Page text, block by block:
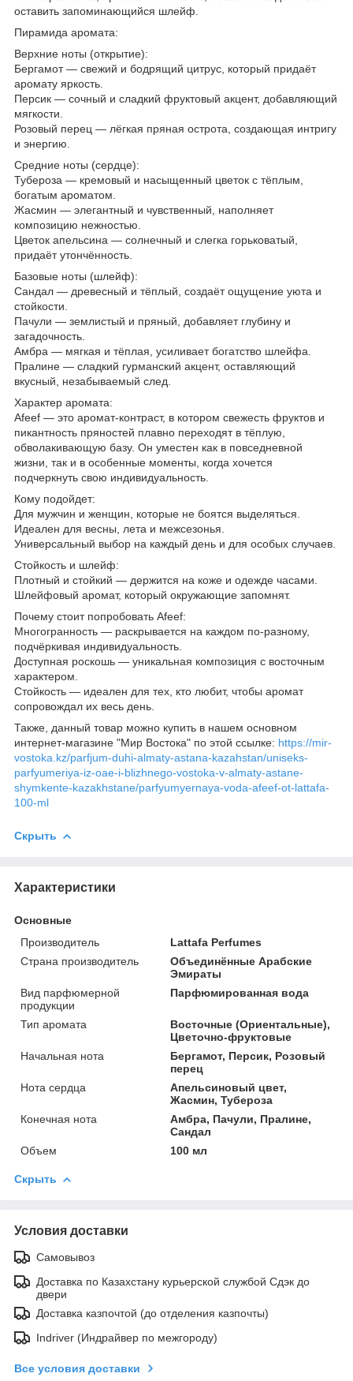
оставить запоминающийся шлейф.
Пирамида аромата:
Верхние ноты (открытие):
Бергамот — свежий и бодрящий цитрус, который придаёт
аромату яркость.
Персик — сочный и сладкий фруктовый акцент, добавляющий
мягкости.
Розовый перец — лёгкая пряная острота, создающая интригу
и энергию.
Средние ноты (сердце):
Тубероза — кремовый и насыщенный цветок с тёплым,
богатым ароматом.
Жасмин — элегантный и чувственный, наполняет
композицию нежностью.
Цветок апельсина — солнечный и слегка горьковатый,
придаёт утончённость.
Базовые ноты (шлейф):
Сандал — древесный и тёплый, создаёт ощущение уюта и
стойкости.
Пачули — землистый и пряный, добавляет глубину и
загадочность.
Амбра — мягкая и тёплая, усиливает богатство шлейфа.
Пралине — сладкий гурманский акцент, оставляющий
вкусный, незабываемый след.
Характер аромата:
Afeef — это аромат-контраст, в котором свежесть фруктов и
пикантность пряностей плавно переходят в тёплую,
обволакивающую базу. Он уместен как в повседневной
жизни, так и в особенные моменты, когда хочется
подчеркнуть свою индивидуальность.
Кому подойдет:
Для мужчин и женщин, которые не боятся выделяться.
Идеален для весны, лета и межсезонья.
Универсальный выбор на каждый день и для особых случаев.
Стойкость и шлейф:
Плотный и стойкий — держится на коже и одежде часами.
Шлейфовый аромат, который окружающие запомнят.
Почему стоит попробовать Afeef:
Многогранность — раскрывается на каждом по-разному,
подчёркивая индивидуальность.
Доступная роскошь — уникальная композиция с восточным
характером.
Стойкость — идеален для тех, кто любит, чтобы аромат
сопровождал их весь день.
Также, данный товар можно купить в нашем основном
интернет-магазине "Мир Востока" по этой ссылке: https://mir-
vostoka.kz/parfjum-duhi-almaty-astana-kazahstan/uniseks-
parfyumeriya-iz-oae-i-blizhnego-vostoka-v-almaty-astane-
shymkente-kazakhstane/parfyumyernaya-voda-afeef-ot-lattafa-
100-ml
Скрыть
Характеристики
Основные
Производитель
Lattafa Perfumes
Страна производитель
Объединённые Арабские
Эмираты
Вид парфюмерной
продукции
Парфюмированная вода
Тип аромата
Восточные (Ориентальные),
Цветочно-фруктовые
Начальная нота
Бергамот, Персик, Розовый
перец
Нота сердца
Апельсиновый цвет,
Жасмин, Тубероза
Конечная нота
Амбра, Пачули, Пралине,
Сандал
Объем
100 мл
Скрыть
Условия доставки
Самовывоз
Доставка по Казахстану курьерской службой Сдэк до
двери
Доставка казпочтой (до отделения казпочты)
Indriver (Индрайвер по межгороду)
Все условия доставки